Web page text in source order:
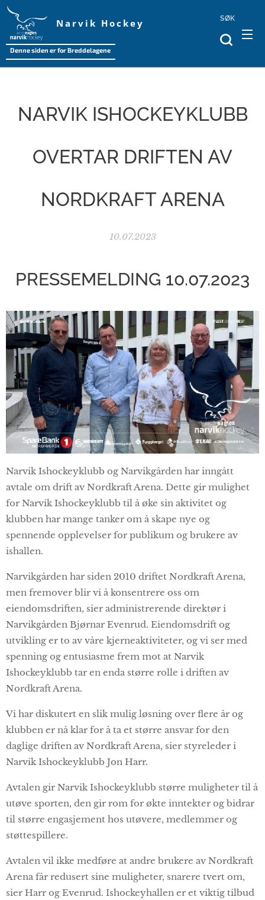
Narvik Hockey
Denne siden er for Breddelagene
SØK
NARVIK ISHOCKEYKLUBB
OVERTAR DRIFTEN AV
NORDKRAFT ARENA
10.07.2023
PRESSEMELDING 10.07.2023
Narvik Ishockeyklubb og Narvikgården har inngått
avtale om drift av Nordkraft Arena. Dette gir mulighet
for Narvik Ishockeyklubb til å øke sin aktivitet og
klubben har mange tanker om å skape nye og
spennende opplevelser for publikum og brukere av
ishallen.
Narvikgården har siden 2010 driftet Nordkraft Arena,
men fremover blir vi å konsentrere oss om
eiendomsdriften, sier administrerende direktør i
Narvikgården Bjørnar Evenrud. Eiendomsdrift og
utvikling er to av våre kjerneaktiviteter, og vi ser med
spenning og entusiasme frem mot at Narvik
Ishockeyklubb tar en enda større rolle i driften av
Nordkraft Arena.
Vi har diskutert en slik mulig løsning over flere år og
klubben er nå klar for å ta et større ansvar for den
daglige driften av Nordkraft Arena, sier styreleder i
Narvik Ishockeyklubb Jon Harr.
Avtalen gir Narvik Ishockeyklubb større muligheter til å
utøve sporten, den gir rom for økte inntekter og bidrar
til større engasjement hos utøvere, medlemmer og
støttespillere.
Avtalen vil ikke medføre at andre brukere av Nordkraft
Arena får redusert sine muligheter, snarere tvert om,
sier Harr og Evenrud. Ishockeyhallen er et viktig tilbud